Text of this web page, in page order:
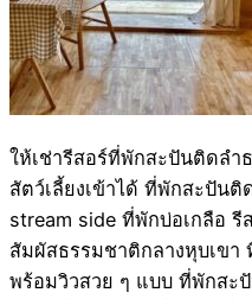
ให้เช่ารีสอร์ที่พักสะปันติดลำ
สัตว์เลี้ยงเข้าได้ ที่พักสะปัน
stream side ที่พักบ่อเกลือ
สัมผัสธรรมชาติกลางหุบเขา
พร้อมวิวสวย ๆ แบบ ที่พักส